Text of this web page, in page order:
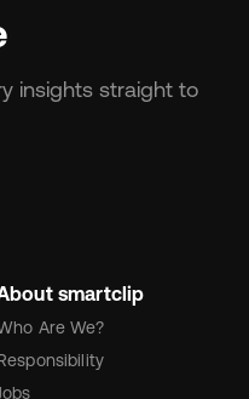
smartclip
Are We?
Jobs
insights straight to